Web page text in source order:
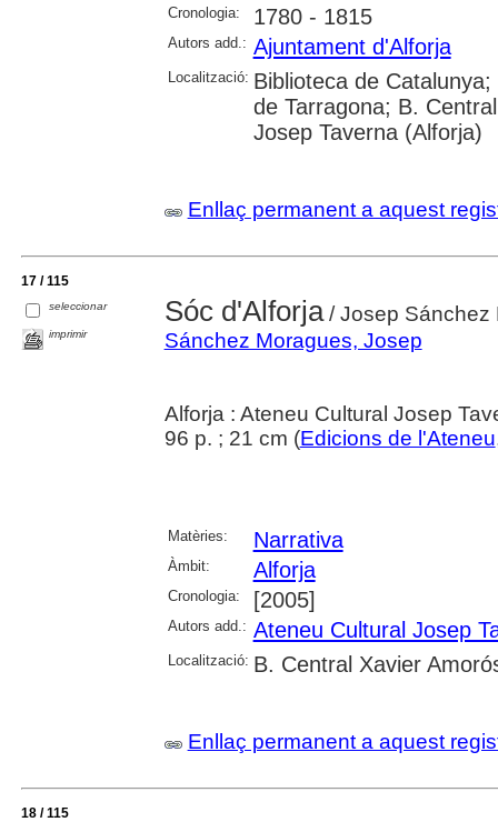
Cronologia: 1780 - 1815
Autors add.: Ajuntament d'Alforja
Localització: Biblioteca de
de Tarragona; B.
Josep Taverna (Alforja)
Enllaç permanent a aquest
17 / 115
seleccionar
imprimir
Sóc d'Alforja/ Josep Sánchez
Sánchez Moragues, Josep
Alforja : Ateneu Cultural Josep
96 p. ; 21 cm (Edicions de l'Ateneu
Matèries: Narrativa
Àmbit: Alforja
Cronologia: [2005]
Autors add.: Ateneu Cultural Josep
Localització: B. Central Xavier
Enllaç permanent a aquest
18 / 115